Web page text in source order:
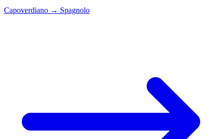
Capoverdiano → Spagnolo